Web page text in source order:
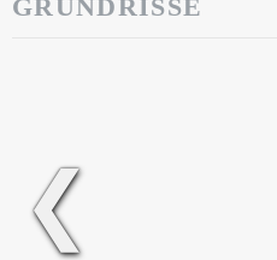
GRUNDRISSE
❮